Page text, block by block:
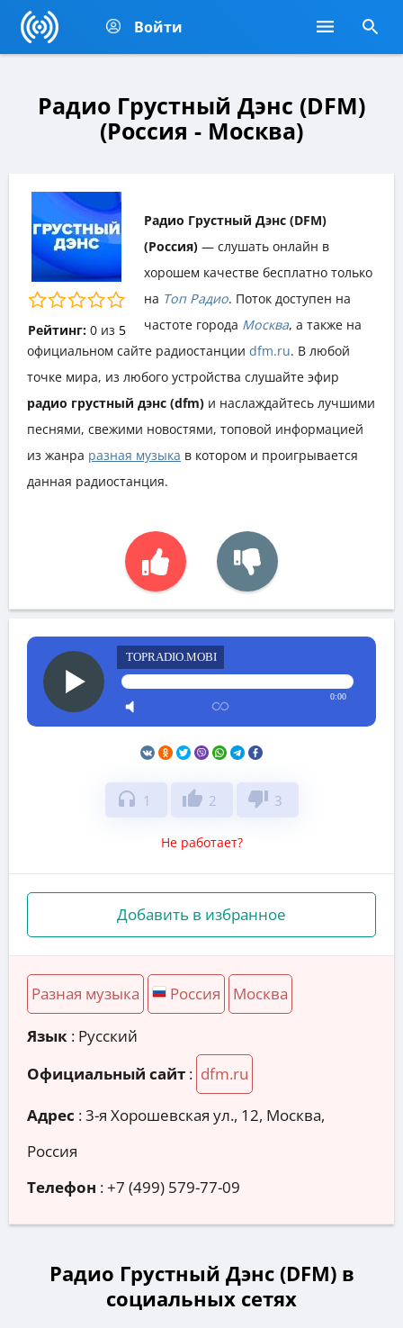
Войти
Радио Грустный Дэнс (DFM)
(Россия - Москва)
Рейтинг: 0из 5
Радио Грустный Дэнс (DFM)
(Россия) — слушать онлайн в
хорошем качестве бесплатно только
на Топ Радио. Поток доступен на
частоте города Москва, а также на
официальном сайте радиостанции dfm.ru. В любой
точке мира, из любого устройства слушайте эфир
радио грустный дэнс (dfm) и наслаждайтесь лучшими
песнями, свежими новостями, топовой информацией
из жанра разная музыка в котором и проигрывается
данная радиостанция.
TOPRADIO.MOBI
0:00
headphones 1 thumb_up 2 thumb_down 3
Не работает?
Добавить в избранное
Разная музыка Россия Москва
Язык : Русский
Официальный сайт : dfm.ru
Адрес :3-я Хорошевская ул., 12, Москва,
Россия
Телефон :+7 (499) 579-77-09
Радио Грустный Дэнс (DFM) в
социальных сетях